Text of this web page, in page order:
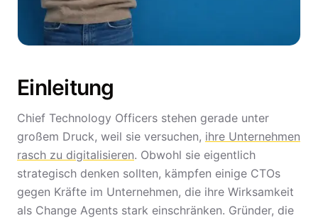
Einleitung
Chief Technology Officers stehen gerade unter
großem Druck, weil sie versuchen, ihre Unternehmen
rasch zu digitalisieren. Obwohl sie eigentlich
strategisch denken sollten, kämpfen einige CTOs
gegen Kräfte im Unternehmen, die ihre Wirksamkeit
als Change Agents stark einschränken. Gründer, die